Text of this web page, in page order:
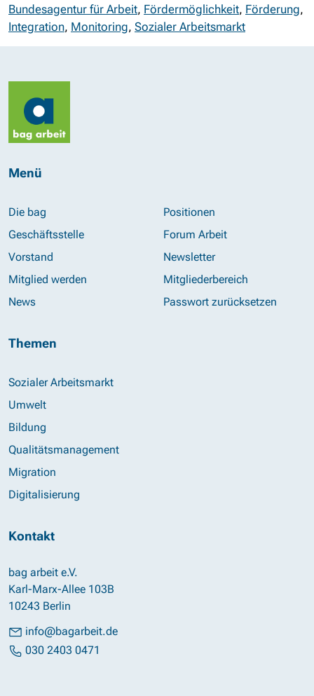
Bundesagentur für Arbeit, Fördermöglichkeit, Förderung,
Integration, Monitoring, Sozialer Arbeitsmarkt
Menü
Die bag
Geschäftsstelle
Vorstand
Mitglied werden
News
Positionen
Forum Arbeit
Newsletter
Mitgliederbereich
Passwort zurücksetzen
Themen
Sozialer Arbeitsmarkt
Umwelt
Bildung
Qualitätsmanagement
Migration
Digitalisierung
Kontakt
bag arbeit e.V.
Karl-Marx-Allee 103B
10243 Berlin
info@bagarbeit.de
030 2403 0471